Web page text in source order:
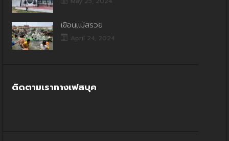
เขื่อนแม่สรวย
April 24, 2024
ติดตามเราทางเฟสบุค